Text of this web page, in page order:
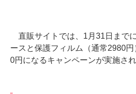
直販サイトでは、1月31日まで
ースと保護フィルム（通常2980
0円になるキャンペーンが実施され